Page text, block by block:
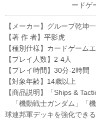
ードゲ
【メーカー】グループ乾坤
【著 作 者】平影虎
【種別仕様】カードゲーム
【プレイ人数】2-4人
【プレイ時間】30分-2時間
【対象年齢】14歳以上
【商品説明】「Ships &
「機動戦士ガンダム」「
球連邦軍デッキを強化でき